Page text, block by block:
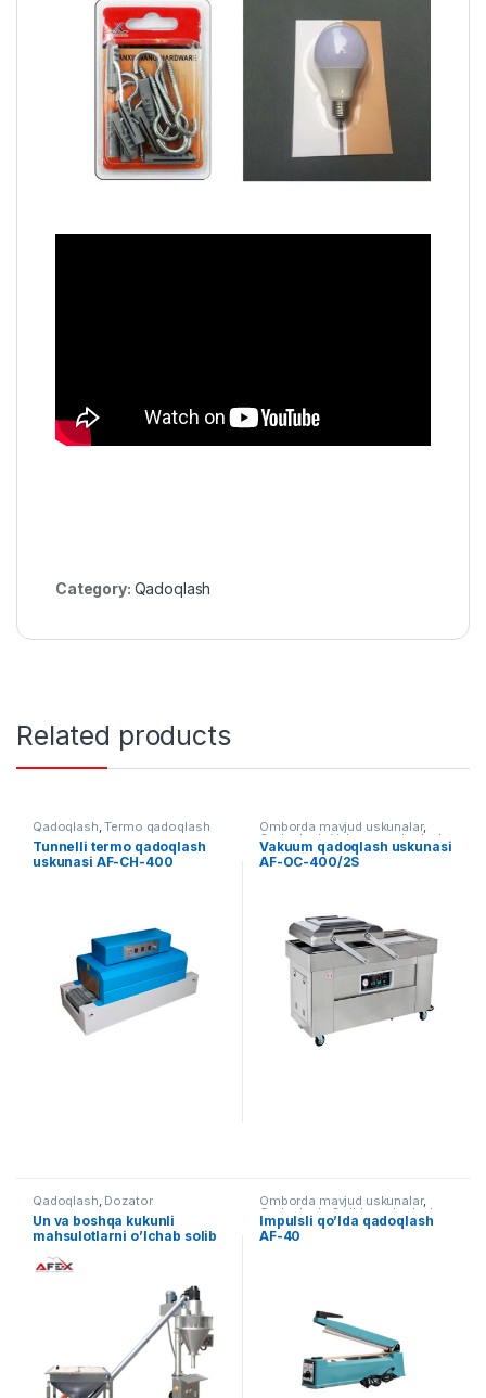
Category: Qadoqlash
Related products
Qadoqlash,Termo qadoqlash
Tunnelli termo qadoqlash
uskunasi AF-CH-400
Omborda mavjud uskunalar,
Qadoqlash ,Vakuum qadoqlash
Vakuum qadoqlash uskunasi
AF-OC-400/2S
Qadoqlash, Dozator
Un va boshqa kukunli
mahsulotlarni o’lchab solib
Omborda mavjud uskunalar,
Qadoqlash Qo'lda qadoqlash
Impulsli qo’lda qadoqlash
AF-40